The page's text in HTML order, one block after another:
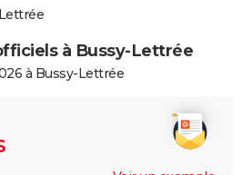
à Bussy-Lettrée
à Bussy-Lettrée